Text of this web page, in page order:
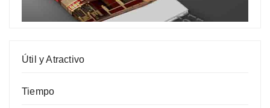
Útil y Atractivo
Tiempo